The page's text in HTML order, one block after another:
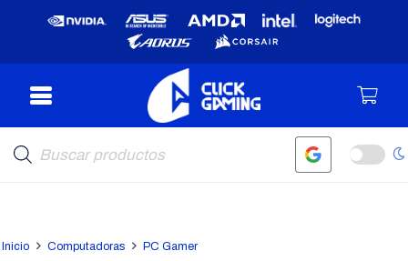
de
productos
Inicio Computadoras PC Gamer